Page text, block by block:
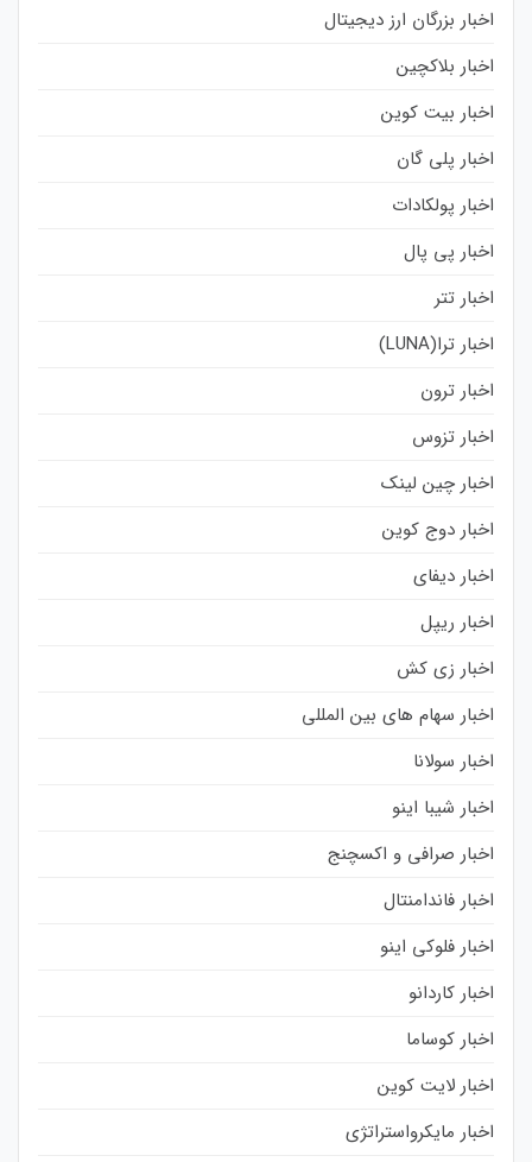
اخبار بزرگان ارز دیجیتال
اخبار بلاکچین
اخبار بیت کوین
اخبار پلی گان
اخبار پولکادات
اخبار پی پال
اخبار تتر
اخبار ترا(LUNA)
اخبار ترون
اخبار تزوس
اخبار چین لینک
اخبار دوج کوین
اخبار دیفای
اخبار ریپل
اخبار زی کش
اخبار سهام های بین المللی
اخبار سولانا
اخبار شیبا اینو
اخبار صرافی و اکسچنج
اخبار فاندامنتال
اخبار فلوکی اینو
اخبار کاردانو
اخبار کوساما
اخبار لایت کوین
اخبار مایکرواستراتژی